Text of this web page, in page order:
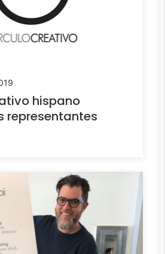
hispano
representantes